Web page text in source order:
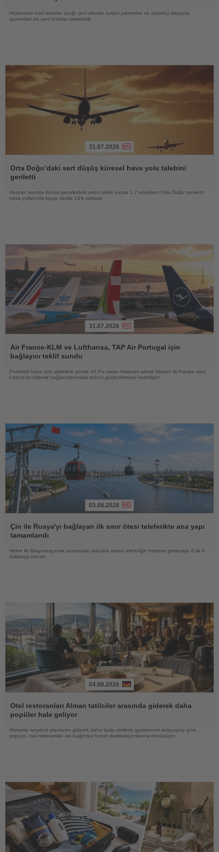
Hükümetin özel sektöre açtığı yeni alanlar, turizm yatırımları ve ziyaretçi altyapısı
açısından da yeni fırsatlar yaratabilir
Oku
31.07.2026
Orta Doğu’daki sert düşüş küresel hava yolu talebini
geriletti
Haziran ayında dünya genelindeki yolcu talebi yüzde 1,7 azalırken Orta Doğu merkezli
hava yollarında kayıp yüzde 14’e yaklaştı
Oku
31.07.2026
Air France-KLM ve Lufthansa, TAP Air Portugal için
bağlayıcı teklif sundu
Portekizli hava yolu şirketinin yüzde 44,9’a varan hissesini almak isteyen iki Avrupa devi,
Lizbon’un Atlantik bağlantılarındaki rolünü güçlendirmeyi hedefliyor
Oku
03.08.2026
Çin ile Rusya'yı bağlayan ilk sınır ötesi teleferikte ana yapı
tamamlandı
Heihe ile Blagoveşçensk arasındaki yolculuk süresi teleferiğin hizmete girmesiyle 6 ila 8
dakikaya inecek
Oku
04.08.2026
Otel restoranları Alman tatilciler arasında giderek daha
popüler hale geliyor
Almanlar seyahat planlarını giderek daha fazla otellerin gastronomi anlayışına göre
yapıyor, otel restoranları ise bağımsız lezzet destinasyonlarına dönüşüyor